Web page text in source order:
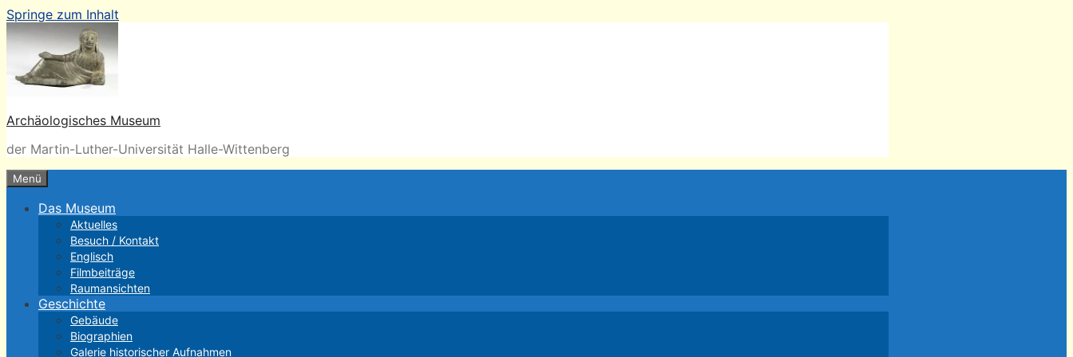
Springe zum Inhalt
Archäologisches Museum
der Martin-Luther-Universität Halle-Wittenberg
Menü
Das Museum
Aktuelles
Besuch / Kontakt
Englisch
Filmbeiträge
Raumansichten
Geschichte
Gebäude
Biographien
Galerie historischer Aufnahmen